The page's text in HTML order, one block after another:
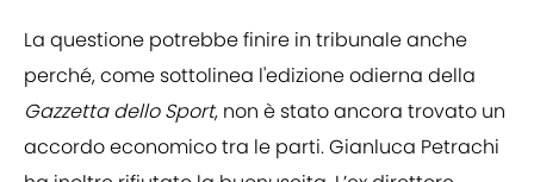
La questione potrebbe finire in tribunale anche
perché, come sottolinea l'edizione odierna della
Gazzetta dello Sport, non è stato ancora trovato un
accordo economico tra le parti. Gianluca Petrachi